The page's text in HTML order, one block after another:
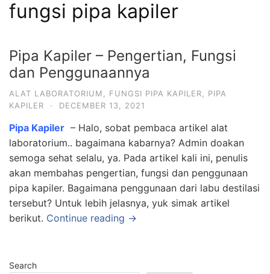
fungsi pipa kapiler
Pipa Kapiler – Pengertian, Fungsi
dan Penggunaannya
ALAT LABORATORIUM FUNGSI PIPA KAPILER
PIPA
KAPILER
· DECEMBER 13, 2021
Pipa Kapiler – Halo, sobat pembaca artikel alat
laboratorium.. bagaimana kabarnya? Admin doakan
semoga sehat selalu, ya. Pada artikel kali ini, penulis
akan membahas pengertian, fungsi dan penggunaan
pipa kapiler. Bagaimana penggunaan dari labu destilasi
tersebut? Untuk lebih jelasnya, yuk simak artikel
berikut. Continue reading →
Search